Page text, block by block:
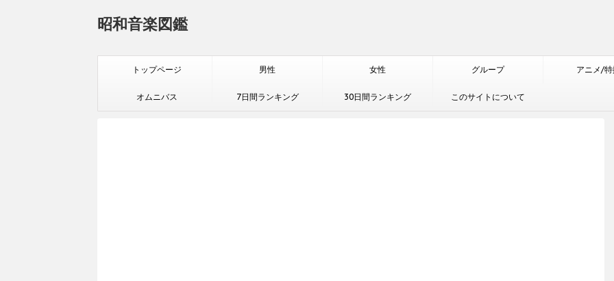
昭和音楽図鑑
トップページ 男性 女性 グループ アニメ/特
オムニバス 7日間ランキング 30日間ランキング このサイトについて